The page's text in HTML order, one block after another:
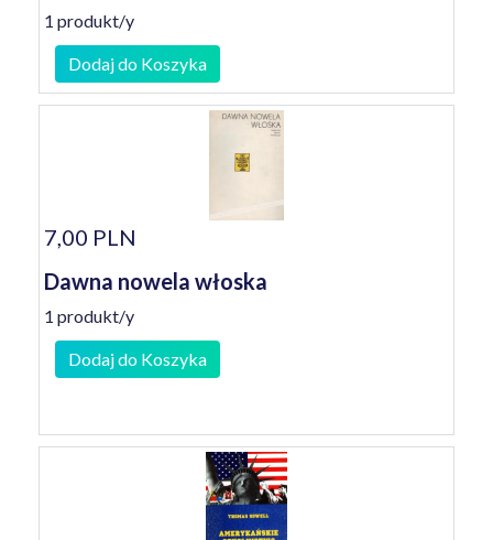
1 produkt/y
Dodaj do Koszyka
7,00 PLN
Dawna nowela włoska
1 produkt/y
Dodaj do Koszyka